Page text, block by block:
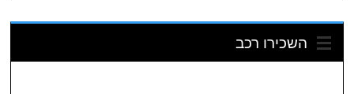
השכירו רכב